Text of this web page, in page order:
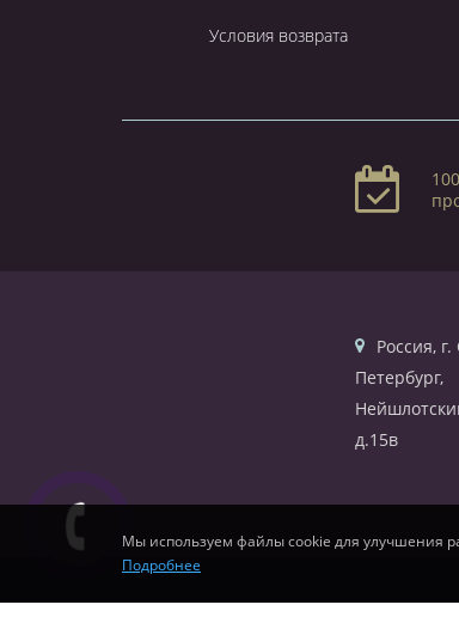
Условия возврата
Россия, г.
Петербург,
д.15в
Мы используем файлы cookie для улучшения
Подробнее